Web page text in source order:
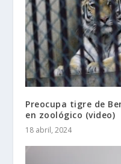
Preocupa tigre de
en zoológico (video)
18 abril, 2024